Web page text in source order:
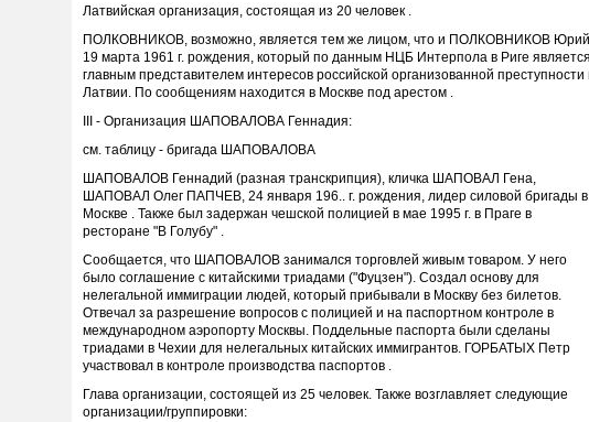
Латвийская организация, состоящая из 20 человек .
ПОЛКОВНИКОВ, возможно, является тем же лицом, что и ПОЛКОВНИКОВ
19 марта 1961 г. рождения, который по данным НЦБ Интерпола в Риге
главным представителем интересов российской организованной преступности
Латвии. По сообщениям находится в Москве под арестом .
III - Организация ШАПОВАЛОВА Геннадия:
см. таблицу - бригада ШАПОВАЛОВА
ШАПОВАЛОВ Геннадий (разная транскрипция), кличка ШАПОВАЛ Гена,
ШАПОВАЛ Олег ПАПЧЕВ, 24 января 196.. г. рождения, лидер силовой бригады в
Москве . Также был задержан чешской полицией в мае 1995 г. в Праге в
ресторане "В Голубу" .
Сообщается, что ШАПОВАЛОВ занимался торговлей живым товаром. У него
было соглашение с китайскими триадами ("Фуцзен"). Создал основу для
нелегальной иммиграции людей, который прибывали в Москву без билетов.
Отвечал за разрешение вопросов с полицией и на паспортном контроле в
международном аэропорту Москвы. Поддельные паспорта были сделаны
триадами в Чехии для нелегальных китайских иммигрантов. ГОРБАТЫХ Петр
участвовал в контроле производства паспортов .
Глава организации, состоящей из 25 человек. Также возглавляет следующие
организации/группировки: